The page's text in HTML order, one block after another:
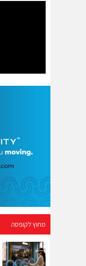
מחוץ לקופסה